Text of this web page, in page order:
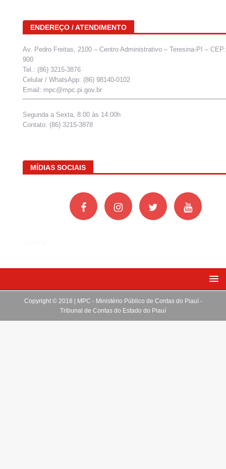
ENDEREÇO / ATENDIMENTO
Av. Pedro Freitas, 2100 – Centro Administrativo – Teresina-PI –
900
Tel.: (86) 3215-3876
Celular / WhatsApp: (86) 98140-0102
Email: mpc@mpc.pi.gov.br
Segunda a Sexta, 8:00 às 14:00h
Contato: (86) 3215-3878
MÍDIAS SOCIAIS
Copyright © 2018 | MPC - Ministério Público de Contas do Piauí -
Tribunal de Contas do Estado do Piauí